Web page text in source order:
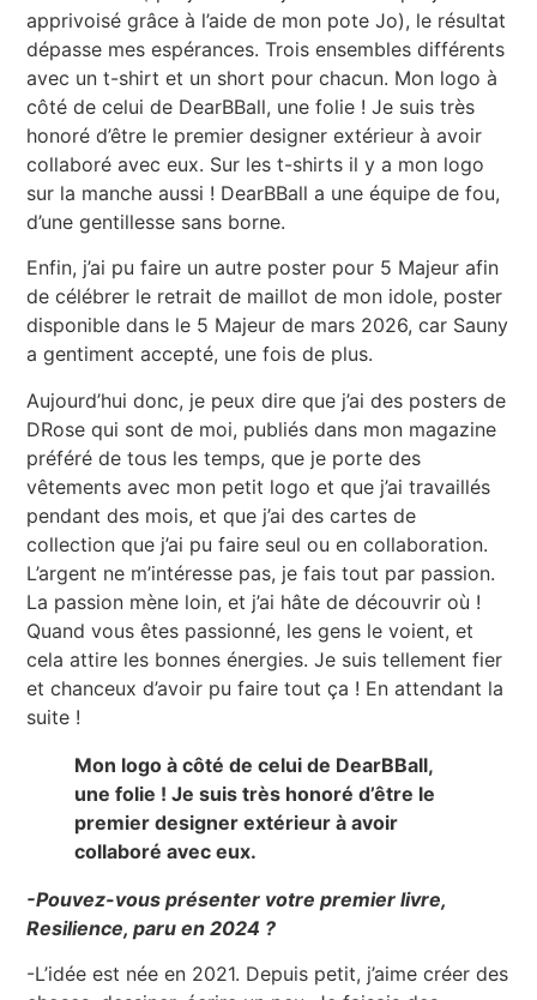
apprivoisé grâce à l’aide de mon pote Jo), le résultat
dépasse mes espérances. Trois ensembles différents
avec un t-shirt et un short pour chacun. Mon logo à
côté de celui de DearBBall, une folie ! Je suis très
honoré d’être le premier designer extérieur à avoir
collaboré avec eux. Sur les t-shirts il y a mon logo
sur la manche aussi ! DearBBall a une équipe de fou,
d’une gentillesse sans borne.
Enfin, j’ai pu faire un autre poster pour 5 Majeur afin
de célébrer le retrait de maillot de mon idole, poster
disponible dans le 5 Majeur de mars 2026, car Sauny
a gentiment accepté, une fois de plus.
Aujourd’hui donc, je peux dire que j’ai des posters de
DRose qui sont de moi, publiés dans mon magazine
préféré de tous les temps, que je porte des
vêtements avec mon petit logo et que j’ai travaillés
pendant des mois, et que j’ai des cartes de
collection que j’ai pu faire seul ou en collaboration.
L’argent ne m’intéresse pas, je fais tout par passion.
La passion mène loin, et j’ai hâte de découvrir où !
Quand vous êtes passionné, les gens le voient, et
cela attire les bonnes énergies. Je suis tellement fier
et chanceux d’avoir pu faire tout ça ! En attendant la
suite !
Mon logo à côté de celui de DearBBall,
une folie ! Je suis très honoré d’être le
premier designer extérieur à avoir
collaboré avec eux.
-Pouvez-vous présenter votre premier livre,
Resilience, paru en 2024 ?
-L’idée est née en 2021. Depuis petit, j’aime créer des